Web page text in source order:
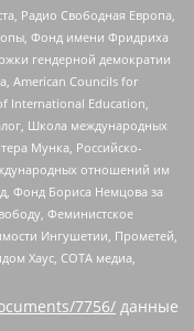
Радио Свободная Европа,
Фонд имени Фридриха
гендерной демократии
American Councils for
International Education,
Школа международных
Мунка, Российско-
отношений им
Фонд Бориса Немцова за
Феминистское
Ингушетии, Прометей,
Хаус, СОТА медиа,
7756/ данные